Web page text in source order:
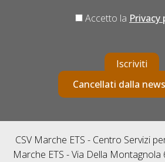
Accetto la Privacy
Iscriviti
Cancellati dalla
CSV Marche ETS - Centro Servizi
Marche ETS - Via Della